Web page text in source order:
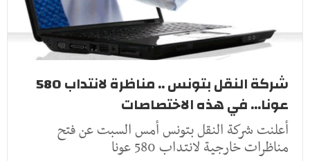
شركة النقل بتونس .. مناظرة لانتداب 580
عونا... في هذه الاختصاصات
أعلنت شركة النقل بتونس أمس السبت عن فتح
مناظرات خارجية لانتداب 580 عونا